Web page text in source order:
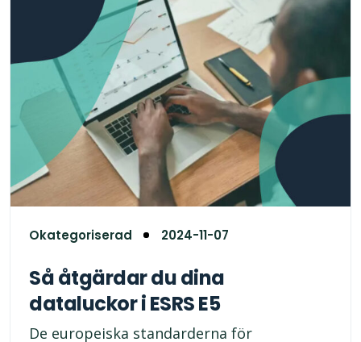
Okategoriserad 2024-11-07
Så åtgärdar du dina
dataluckor i ESRS E5
De europeiska standarderna för